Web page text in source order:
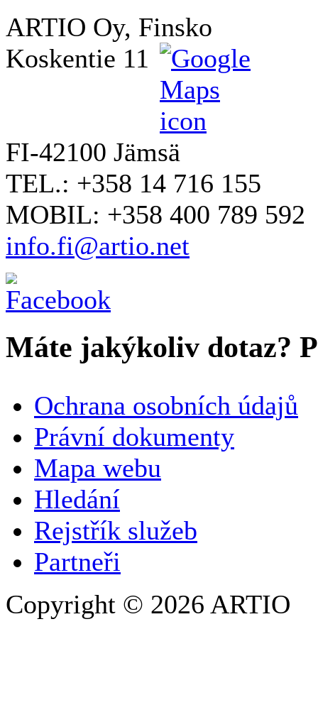
ARTIO Oy, Finsko
Koskentie 11
FI-42100 Jämsä
TEL.: +358 14 716 155
MOBIL: +358 400 789 592
info.fi@artio.net
Máte jakýkoliv dotaz?
SPOLEČNOST / ORGANIZACE
E-MAILOVÁ ADRESA
TELEFON
Ochrana osobních údajů
Právní dokumenty
Mapa webu
Hledání
Rejstřík služeb
Partneři
Copyright © 2026 ARTIO